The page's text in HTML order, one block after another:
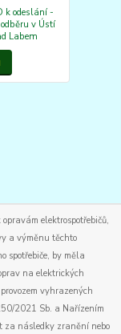
k odeslání -
v Ústí
Labem
elektrospotřebičů,
a výměnu těchto
spotřebiče, by měla
na elektrických
vyhrazených
2021 Sb. a Nařízením
za následky zranění nebo